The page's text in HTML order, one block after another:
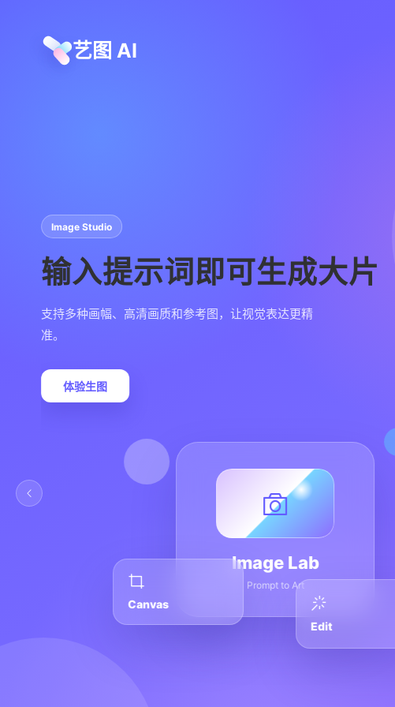
艺图 AI
Image Studio
输入提示词即可生成大片
支持多种画幅、高清画质和参考图，让视觉表达更精
准。
体验生图
Image Lab
Prompt to Art
Edit
Canvas